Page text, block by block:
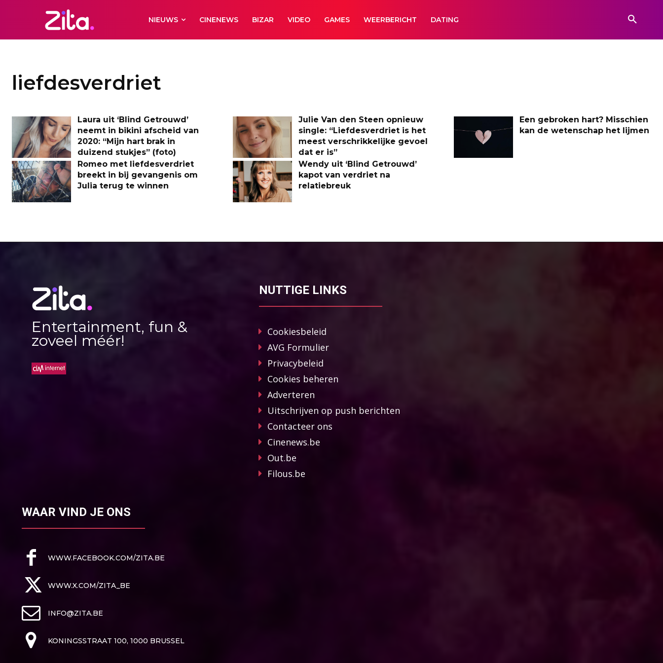
NIEUWS CINENEWS BIZAR VIDEO GAMES WEERBERICHT DATING
liefdesverdriet
Laura uit ‘Blind Getrouwd’
neemt in bikini afscheid van
2020: “Mijn hart brak in
duizend stukjes” (foto)
Julie Van den Steen opnieuw
single: “Liefdesverdriet is het
meest verschrikkelijke gevoel
dat er is”
Een gebroken hart? Misschien
kan de wetenschap het lijmen
Romeo met liefdesverdriet
breekt in bij gevangenis om
Julia terug te winnen
Wendy uit ‘Blind Getrouwd’
kapot van verdriet na
relatiebreuk
Entertainment, fun &
zoveel méér!
NUTTIGE LINKS
Cookiesbeleid
AVG Formulier
Privacybeleid
Cookies beheren
Adverteren
Uitschrijven op push berichten
Contacteer ons
Cinenews.be
Out.be
Filous.be
WAAR VIND JE ONS
WWW.FACEBOOK.COM/ZITA.BE
WWW.X.COM/ZITA_BE
INFO@ZITA.BE
KONINGSSTRAAT 100, 1000 BRUSSEL